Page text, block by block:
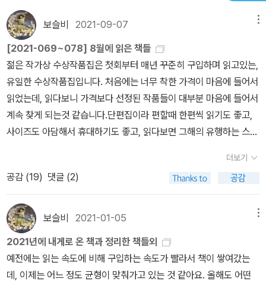
보슬비 2021-09-07
[2021-069~078] 8월에 읽은 책들
젊은 작가상 수상작품집은 첫회부터 매년 꾸준히 구입하며 읽고있는,
유일한 수상작품집입니다. 처음에는 너무 착한 가격이 마음에 들어서
읽었는데, 읽다보니 가격보다 선정된 작품들이 대부분 마음에 들어서
계속 찾게 되는것 같습니다.단편집이라 편할때 한편씩 읽기도 좋고,
사이즈도 아담해서 휴대하기도 좋고, 읽다보면 그해의 유행하는 스타
었다는 생각이 들어요. 문학뿐만 아니라 영화, 드라마에서 자연스럽
게 접하다보니 저는 그 부분에 있어서는 특별히 개인의 선택이라고
생각하는편인데, 신랑, 도련님, 제부, 조카는 아직도 부정적인 시각을
표현하는것을 보면 이런면에서 여성이 더 유연한 생각을 갖고 있는건
가?라는 생각이 들었어요.(동생도 저와 비슷한 생각이어서 조카에게
너의 다른 시각은 인정하지만, 혐오를 견제하라고 말해주었다고 합니
다)올해는 7편의 이야기 모두 재미있게, 그리고 생각할거리의 이야기
를 주어 즐겁게 읽었습니다. 앞으로도 좋은 작품들을 잘 선정하여 만
더보기
공감 (19) 댓글 (2)
보슬비 2021-01-05
2021년에 내게로 온 책과 정리한 책들외
예전에는 읽는 속도에 비해 구입하는 속도가 빨라서 책이 쌓여갔는
데, 이제는 어느 정도 균형이 맞춰가고 있는 것 같아요. 올해도 어떤